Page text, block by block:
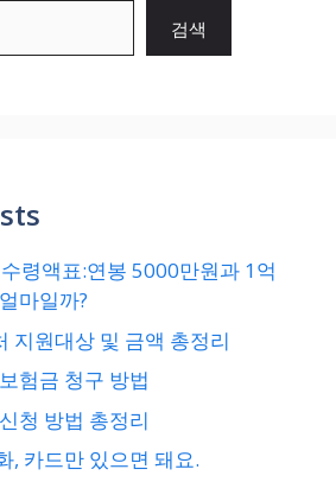
검색
령액표:연봉 5000만원과 1억
마일까?
지원대상 및 금액 총정리
험금 청구 방법
청 방법 총정리
, 카드만 있으면 돼요.